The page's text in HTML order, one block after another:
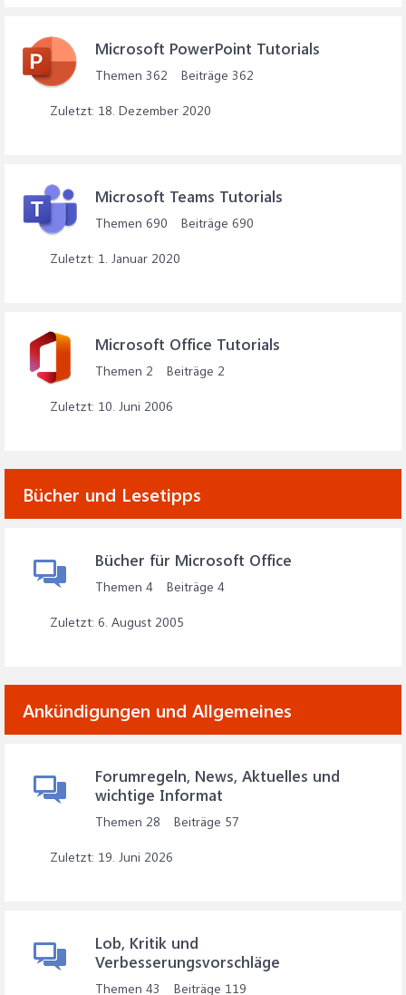
Microsoft PowerPoint Tutorials
Themen 362 Beiträge 362
18. Dezember 2020
Microsoft Teams Tutorials
Themen 690 Beiträge 690
1. Januar 2020
Microsoft Office Tutorials
Themen 2 Beiträge 2
10. Juni 2006
Bücher und Lesetipps
Bücher für Microsoft Office
Themen 4 Beiträge 4
6. August 2005
Ankündigungen und Allgemeines
Forumregeln, News, Aktuelles und
wichtige Informat
Themen 28 Beiträge 57
19. Juni 2026
Lob, Kritik und
Verbesserungsvorschläge
Themen 43 Beiträge 119